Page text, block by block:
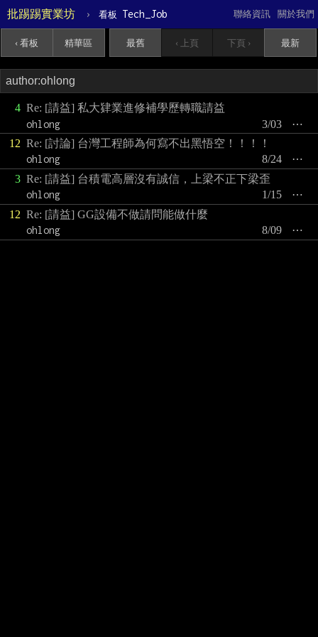
批踢踢實業坊 › 看板 Tech_Job 關於我們
聯絡資訊
‹ 看板 精華區 最舊 ‹ 上頁 下頁 › 最新
4 Re: [請益] 私大肄業進修補學歷轉職請益
ohlong
⋯
3/03
12 Re: [討論] 台灣工程師為何寫不出黑悟空！！！！
ohlong
⋯
8/24
3 Re: [請益] 台積電高層沒有誠信，上梁不正下梁歪
ohlong
⋯
1/15
12 Re: [請益] GG設備不做請問能做什麼
ohlong
⋯
8/09